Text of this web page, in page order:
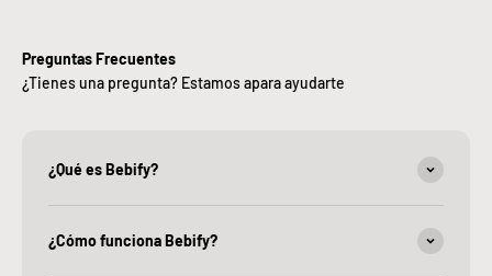
Preguntas Frecuentes
¿Tienes una pregunta? Estamos apara ayudarte
¿Qué es Bebify?
¿Cómo funciona Bebify?